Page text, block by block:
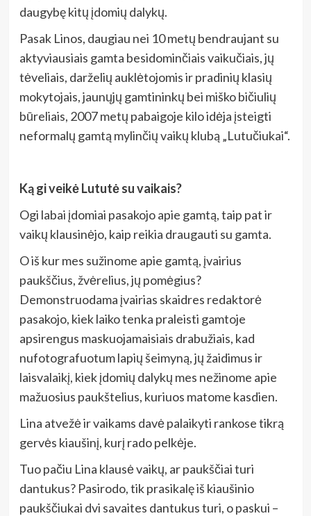
daugybę kitų įdomių dalykų.
Pasak Linos, daugiau nei 10 metų bendraujant su
aktyviausiais gamta besidominčiais vaikučiais, jų
tėveliais, darželių auklėtojomis ir pradinių klasių
mokytojais, jaunųjų gamtininkų bei miško bičiulių
būreliais, 2007 metų pabaigoje kilo idėja įsteigti
neformalų gamtą mylinčių vaikų klubą „Lutučiukai“.
Ką gi veikė Lututė su vaikais?
Ogi labai įdomiai pasakojo apie gamtą, taip pat ir
vaikų klausinėjo, kaip reikia draugauti su gamta.
O iš kur mes sužinome apie gamtą, įvairius
paukščius, žvėrelius, jų pomėgius?
Demonstruodama įvairias skaidres redaktorė
pasakojo, kiek laiko tenka praleisti gamtoje
apsirengus maskuojamaisiais drabužiais, kad
nufotografuotum lapių šeimyną, jų žaidimus ir
laisvalaikį, kiek įdomių dalykų mes nežinome apie
mažuosius paukštelius, kuriuos matome kasdien.
Lina atvežė ir vaikams davė palaikyti rankose tikrą
gervės kiaušinį, kurį rado pelkėje.
Tuo pačiu Lina klausė vaikų, ar paukščiai turi
dantukus? Pasirodo, tik prasikalę iš kiaušinio
paukščiukai dvi savaites dantukus turi, o paskui –